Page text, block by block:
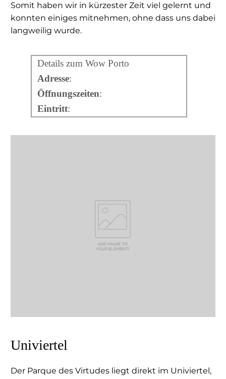
Somit haben wir in kürzester Zeit viel gelernt und
konnten einiges mitnehmen, ohne dass uns dabei
langweilig wurde.
Details zum Wow Porto
Adresse:
Öffnungszeiten:
Eintritt:
Univiertel
Der Parque des Virtudes liegt direkt im Univiertel,